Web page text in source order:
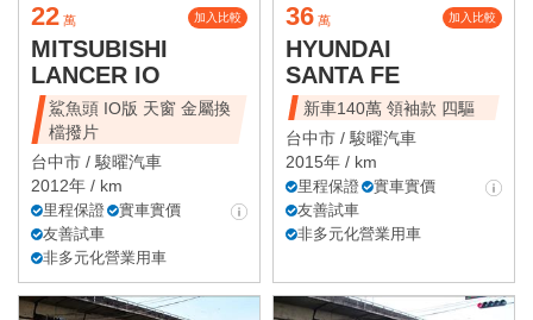
22 萬 加入比較
MITSUBISHI
LANCER IO
鯊魚頭 IO版 天窗 金屬換
檔撥片
台中市 /駿曜汽車
2012年 / km
里程保證
實車實價
友善試車
非多元化營業用車
36 萬 加入比較
HYUNDAI
SANTA FE
新車140萬 領袖款 四驅
台中市 /駿曜汽車
2015年 / km
里程保證
實車實價
友善試車
非多元化營業用車